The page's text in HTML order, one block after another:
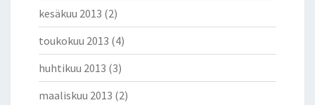
kesäkuu 2013 (2)
toukokuu 2013 (4)
huhtikuu 2013 (3)
maaliskuu 2013 (2)